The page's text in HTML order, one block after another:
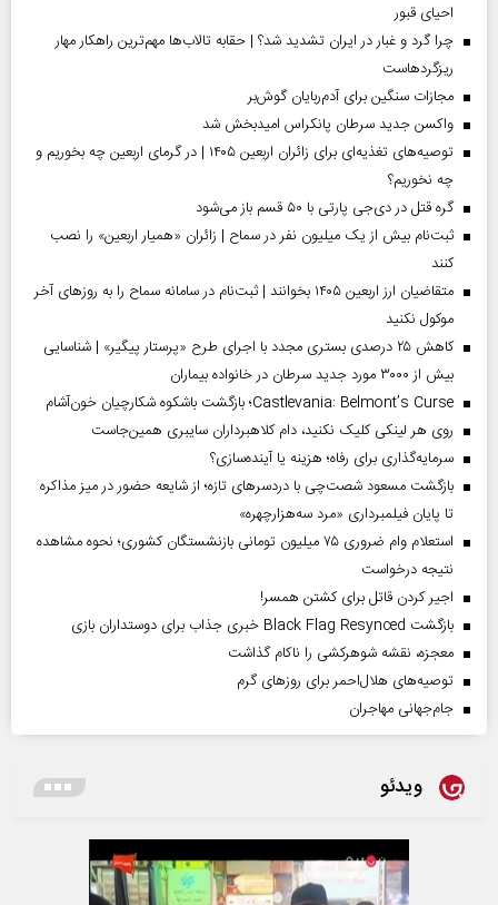
احیای قبور
چرا گرد و غبار در ایران تشدید شد؟ | حقابه تالاب‌ها مهم‌ترین راهکار مهار
ریزگردهاست
مجازات سنگین برای آدم‌ربایان گوش‌بر
واکسن جدید سرطان پانکراس امیدبخش شد
توصیه‌های تغذیه‌ای برای زائران اربعین ۱۴۰۵ | در گرمای اربعین چه بخوریم و
چه نخوریم؟
گره قتل در دی‌جی پارتی با ۵۰ قسم باز می‌شود
ثبت‌نام بیش از یک میلیون نفر در سماح | زائران «همیار اربعین» را نصب
کنند
متقاضیان ارز اربعین ۱۴۰۵ بخوانند | ثبت‌نام در سامانه سماح را به روز‌های آخر
موکول نکنید
کاهش ۲۵ درصدی بستری مجدد با اجرای طرح «پرستار پیگیر» | شناسایی
بیش از ۳۰۰۰ مورد جدید سرطان در خانواده بیماران
Castlevania: Belmont’s Curse؛ بازگشت باشکوه شکارچیان خون‌آشام
روی هر لینکی کلیک نکنید، دام کلاهبرداران سایبری همین‌جاست
سرمایه‌گذاری برای رفاه؛ هزینه یا آینده‌سازی؟
بازگشت مسعود شصت‌چی با دردسر‌های تازه؛ از شایعه حضور در میز مذاکره
تا پایان فیلمبرداری «مرد سه‌هزارچهره»
استعلام وام ضروری ۷۵ میلیون تومانی بازنشستگان کشوری؛ نحوه مشاهده
نتیجه درخواست
اجیر کردن قاتل برای کشتن همسر!
بازگشت Black Flag Resynced خبری جذاب برای دوستداران بازی
معجزه، نقشه شوهرکشی را ناکام گذاشت
توصیه‌های هلال‌احمر برای روز‌های گرم
جام‌جهانی مهاجران
ویدئو